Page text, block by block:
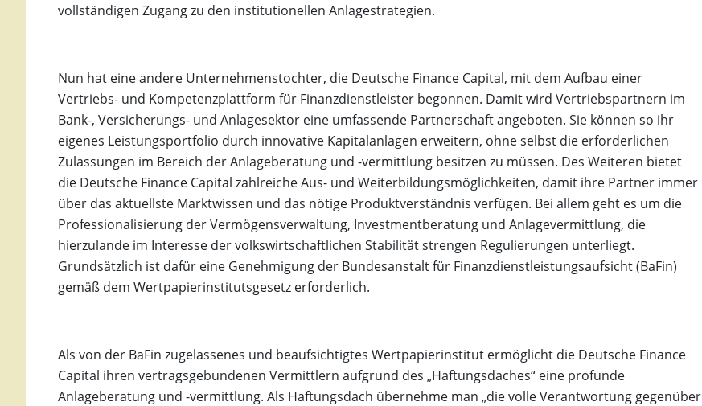
vollständigen Zugang zu den institutionellen Anlagestrategien.
Nun hat eine andere Unternehmenstochter, die Deutsche Finance Capital, mit dem Aufbau einer
Vertriebs- und Kompetenzplattform für Finanzdienstleister begonnen. Damit wird Vertriebspartnern im
Bank-, Versicherungs- und Anlagesektor eine umfassende Partnerschaft angeboten. Sie können so ihr
eigenes Leistungsportfolio durch innovative Kapitalanlagen erweitern, ohne selbst die erforderlichen
Zulassungen im Bereich der Anlageberatung und -vermittlung besitzen zu müssen. Des Weiteren bietet
die Deutsche Finance Capital zahlreiche Aus- und Weiterbildungsmöglichkeiten, damit ihre Partner immer
über das aktuellste Marktwissen und das nötige Produktverständnis verfügen. Bei allem geht es um die
Professionalisierung der Vermögensverwaltung, Investmentberatung und Anlagevermittlung, die
hierzulande im Interesse der volkswirtschaftlichen Stabilität strengen Regulierungen unterliegt.
Grundsätzlich ist dafür eine Genehmigung der Bundesanstalt für Finanzdienstleistungsaufsicht (BaFin)
gemäß dem Wertpapierinstitutsgesetz erforderlich.
Als von der BaFin zugelassenes und beaufsichtigtes Wertpapierinstitut ermöglicht die Deutsche Finance
Capital ihren vertragsgebundenen Vermittlern aufgrund des „Haftungsdaches“ eine profunde
Anlageberatung und -vermittlung. Als Haftungsdach übernehme man „die volle Verantwortung gegenüber